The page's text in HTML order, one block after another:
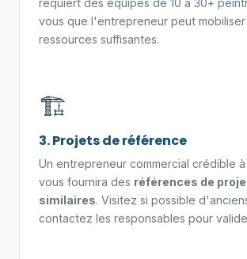
requiert des équipes de 10 à 30+
vous que l'entrepreneur peut mobiliser
ressources suffisantes.
🏗️
3. Projets de référence
Un entrepreneur commercial crédible
vous fournira des références de
similaires. Visitez si possible
contactez les responsables pour